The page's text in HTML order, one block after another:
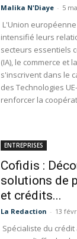
Malika N'Diaye - 5
L'Union
intensifié leurs
secteurs essentiels
(IA), le commerce et
s'inscrivent dans le
des Technologies
renforcer la
ENTREPRISES
Cofidis :
solutions de
et crédits...
La Redaction - 13
Spécialiste du